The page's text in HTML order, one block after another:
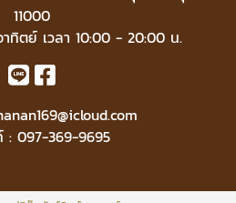
11000
ทิตย์ เวลา 10:00 - 20:00 น.
: 097-369-9695